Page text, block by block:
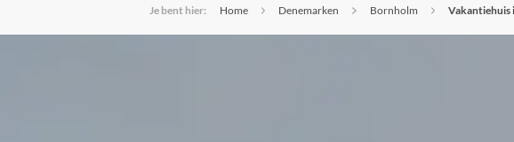
Je bent hier: Home Denemarken Bornholm Vakantiehuis